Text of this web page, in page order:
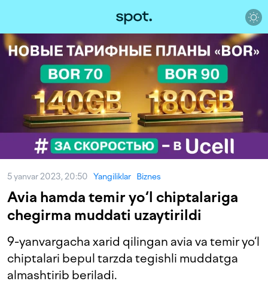
5 yanvar 2023, 20:50 Yangiliklar Biznes
Avia hamda temir yo‘l chiptalariga
chegirma muddati uzaytirildi
9-yanvargacha xarid qilingan avia va temir yo‘l
chiptalari bepul tarzda tegishli muddatga
almashtirib beriladi.